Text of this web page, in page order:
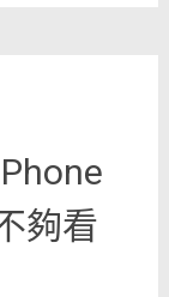
夠看